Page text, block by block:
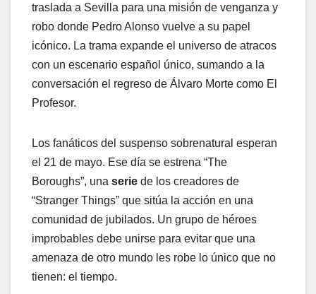
traslada a Sevilla para una misión de venganza y
robo donde Pedro Alonso vuelve a su papel
icónico. La trama expande el universo de atracos
con un escenario español único, sumando a la
conversación el regreso de Álvaro Morte como El
Profesor.
Los fanáticos del suspenso sobrenatural esperan
el 21 de mayo. Ese día se estrena “The
Boroughs”, una serie de los creadores de
“Stranger Things” que sitúa la acción en una
comunidad de jubilados. Un grupo de héroes
improbables debe unirse para evitar que una
amenaza de otro mundo les robe lo único que no
tienen: el tiempo.